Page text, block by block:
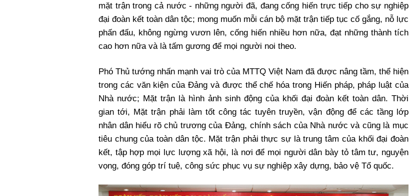
mặt trận trong cả nước - những người đã, đang cống hiến trực tiếp cho sự nghiệp
đại đoàn kết toàn dân tộc; mong muốn mỗi cán bộ mặt trận tiếp tục cố gắng, nỗ lực
phấn đấu, không ngừng vươn lên, cống hiến nhiều hơn nữa, đạt những thành tích
cao hơn nữa và là tấm gương để mọi người noi theo.
Phó Thủ tướng nhấn mạnh vai trò của MTTQ Việt Nam đã được nâng tầm, thể hiện
trong các văn kiện của Đảng và được thể chế hóa trong Hiến pháp, pháp luật của
Nhà nước; Mặt trận là hình ảnh sinh động của khối đại đoàn kết toàn dân. Thời
gian tới, Mặt trận phải làm tốt công tác tuyên truyền, vận động để các tầng lớp
nhân dân hiểu rõ chủ trương của Đảng, chính sách của Nhà nước và cũng là mục
tiêu chung của toàn dân tộc. Mặt trận phải thực sự là trung tâm của khối đại đoàn
kết, tập hợp mọi lực lượng xã hội, là nơi để mọi người dân bày tỏ tâm tư, nguyện
vọng, đóng góp trí tuệ, công sức phục vụ sự nghiệp xây dựng, bảo vệ Tổ quốc.